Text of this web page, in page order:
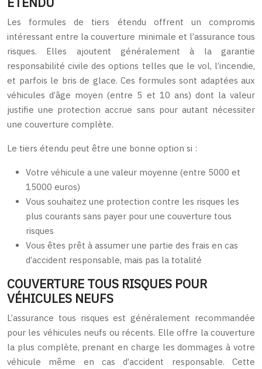
Les formules de tiers étendu offrent un compromis
intéressant entre la couverture minimale et l’assurance tous
risques. Elles ajoutent généralement à la garantie
responsabilité civile des options telles que le vol, l’incendie,
et parfois le bris de glace. Ces formules sont adaptées aux
véhicules d’âge moyen (entre 5 et 10 ans) dont la valeur
justifie une protection accrue sans pour autant nécessiter
une couverture complète.
Le tiers étendu peut être une bonne option si :
Votre véhicule a une valeur moyenne (entre 5000 et
15000 euros)
Vous souhaitez une protection contre les risques les
plus courants sans payer pour une couverture tous
risques
Vous êtes prêt à assumer une partie des frais en cas
d’accident responsable, mais pas la totalité
COUVERTURE TOUS RISQUES POUR
VÉHICULES NEUFS
L’assurance tous risques est généralement recommandée
pour les véhicules neufs ou récents. Elle offre la couverture
la plus complète, prenant en charge les dommages à votre
véhicule même en cas d’accident responsable. Cette